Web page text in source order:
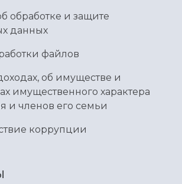
обработке и защите
данных
файлов
об имуществе и
имущественного характера
и членов его семьи
коррупции